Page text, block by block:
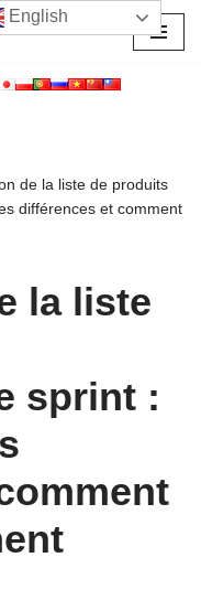
de la liste de produits
différences et comment
la liste
sprint :
English